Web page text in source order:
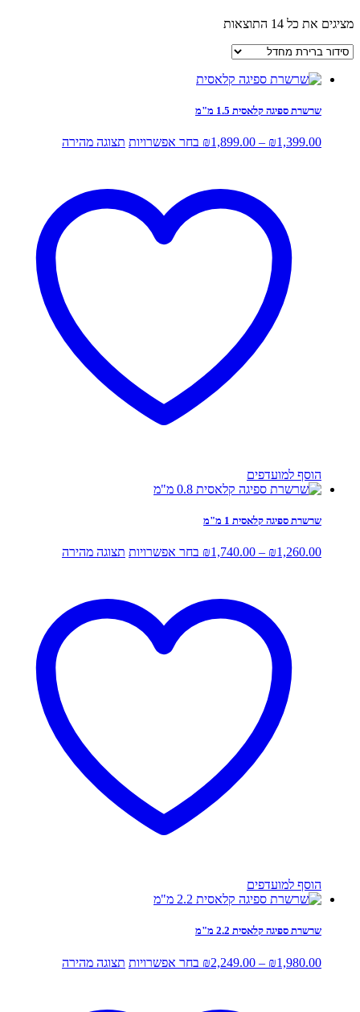
מציגים את כל ⁦14⁩ התוצאות
שרשרת ספיגה קלאסית 1.5 מ"מ
₪1,399.00
–
₪1,899.00
טווח
בחר אפשרויות למוצר
ניתן
תצוגה מהירה
הוסף למועדפים
שרשרת ספיגה קלאסית 1 מ"מ
₪1,260.00
–
₪1,740.00
טווח
בחר אפשרויות למוצר
ניתן
תצוגה מהירה
הוסף למועדפים
שרשרת ספיגה קלאסית 2.2 מ"מ
₪1,980.00
–
₪2,249.00
טווח
בחר אפשרויות למוצר
תצוגה מהירה